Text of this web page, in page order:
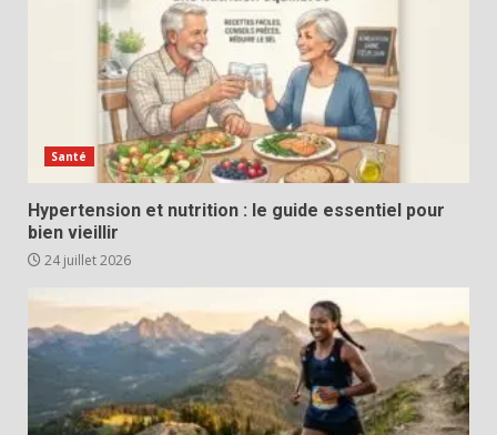
Santé
Hypertension et nutrition : le guide essentiel pour
bien vieillir
24 juillet 2026